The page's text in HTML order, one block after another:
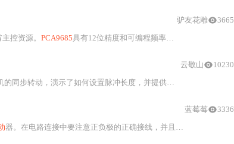
控资源。 PCA9685具有12位精度和可编程频率，适合需要
驴友花雕 3665
转动，演示了如何设置脉冲长度，并提供了完整的代码实现。
云敬山 10230
器。在电路连接中要注意正负极的正确接线，并且在初次使用蓝牙
蓝莓莓 3336